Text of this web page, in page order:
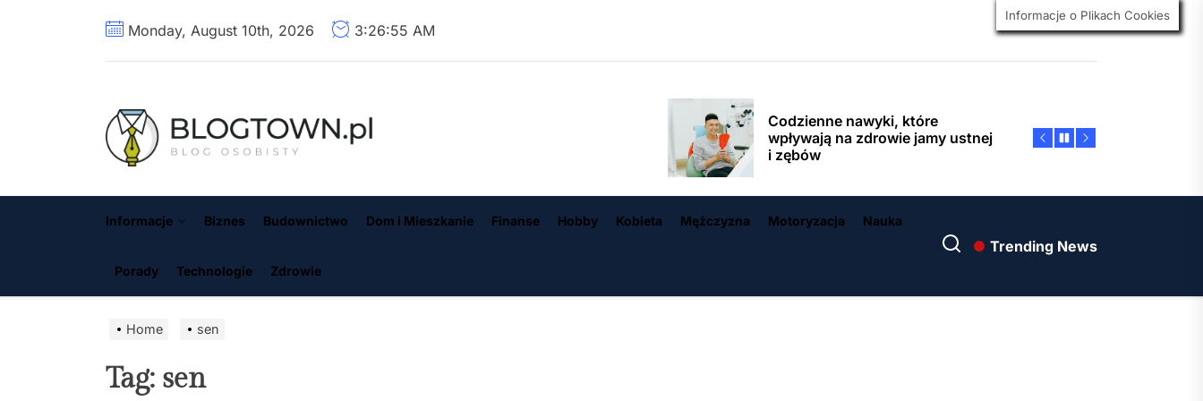
Monday, August 10th, 2026 3:26:56 AM
i zębów
Czy warto czekać do ostatniej
last minute 2025
Producent biletomatów jako
Informacje Biznes Budownictwo Dom i Mieszkanie Finanse Hobby Kobieta Mężczyzna Motoryzacja Nauka
Porady Technologie Zdrowie
Trending News
Home sen
Tag: sen
Informacje o Plikach Cookies